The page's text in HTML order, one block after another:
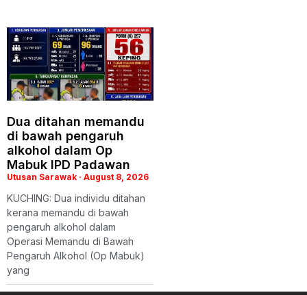
Dua ditahan memandu
di bawah pengaruh
alkohol dalam Op
Mabuk IPD Padawan
Utusan Sarawak August 8, 2026
KUCHING: Dua individu ditahan
kerana memandu di bawah
pengaruh alkohol dalam
Operasi Memandu di Bawah
Pengaruh Alkohol (Op Mabuk)
yang